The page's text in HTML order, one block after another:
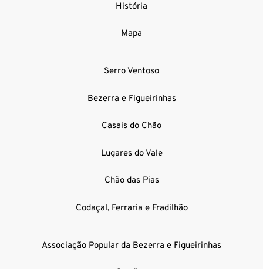
História
Mapa
Serro Ventoso
Bezerra e Figueirinhas
Casais do Chão
Lugares do Vale
Chão das Pias
Codaçal, Ferraria e Fradilhão
Associação Popular da Bezerra e Figueirinhas